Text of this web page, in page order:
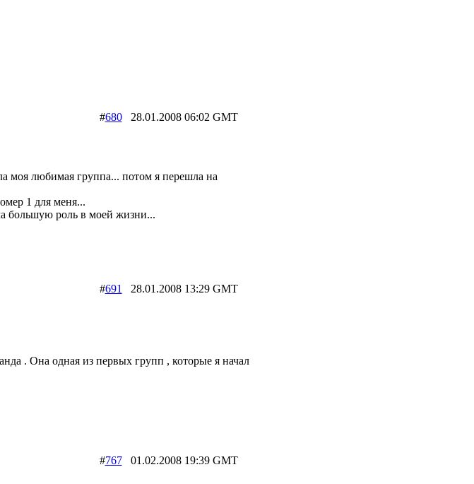
#68028.01.2008 06:02 GMT
моя любимая группа... потом я перешла на
1 для меня...
большую роль в моей жизни...
#691 28.01.2008 13:29 GMT
. Она одная из первых групп , которые я начал
#76701.02.2008 19:39 GMT